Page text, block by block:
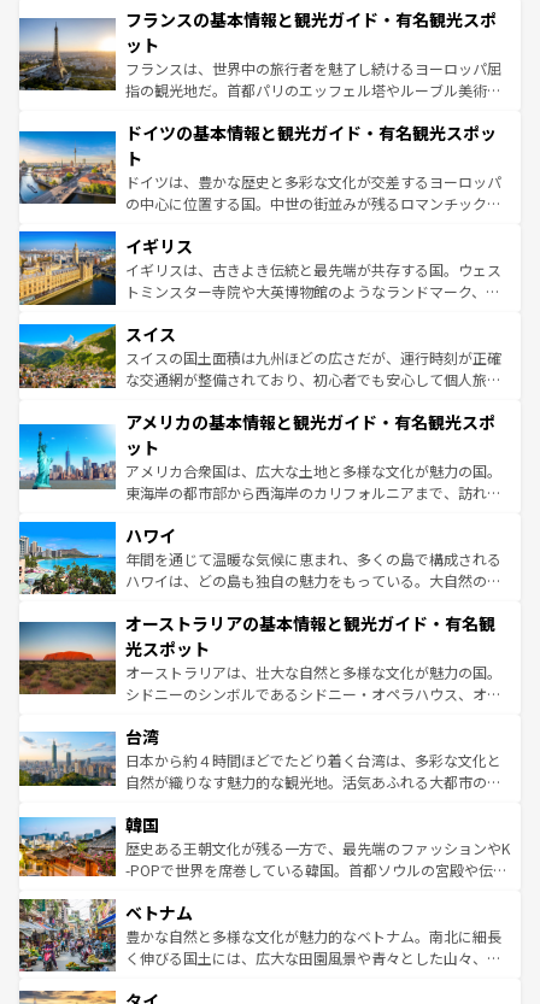
なお、新着のイタリア情報はコンテンツ一覧を参照してほ
しい。
文化が根付くこの国では、情熱的なフラメンコ、熱気あふ
れる闘牛、そして美味しいタパスが生活の一部となってい
る。首都マドリードの洗練された雰囲気や、バルセロナの
アートに溢れた街角から、地方では古代ローマ遺跡や中世
せる。地方によって風土や気候が異なるスペインはその個
ンテンツ一覧 を参照してほしい。
フランスの基本情報と観光ガイド・有名観光スポ
ット
フランスは、世界中の旅行者を魅了し続けるヨーロッパ屈
指の観光地だ。首都パリのエッフェル塔やルーブル美術館
で、幅広い魅力が詰まっている。華麗な宮殿、歴史的な大
聖堂、美しいビーチ、そして豊かな自然が、訪れる者を心
から魅了する。また、フランスは美食の国としても知ら
れ、フランス料理はユネスコ無形文化遺産にも登録されて
香り高いラベンダー畑など、多彩な楽しみ方が可能だ。さ
らに、パリ以外の地域にも魅力が溢れており、どの街角に
も豊かな歴史と文化が息づいている。パリ以外の個性あふ
を参照してほしい。
ドイツの基本情報と観光ガイド・有名観光スポッ
ト
ドイツは、豊かな歴史と多彩な文化が交差するヨーロッパ
の中心に位置する国。中世の街並みが残るロマンチック街
顔を持つこの国は、どこを歩いても飽きることがない。ベ
ルリンの文化的活気、バイエルン州のアルプスの絶景、そ
してライン川沿いのワイン畑といった風景は必見。ビール
は、お酒好きな人にはぜひ体験してほしい。 なお、新着の
ドイツ情報はコンテンツ一覧を参照してほしい。
イギリス
イギリスは、古きよき伝統と最先端が共存する国。ウェス
トミンスター寺院や大英博物館のようなランドマーク、歴
リアごとに異なる魅力がある。また、優雅なアフタヌーン
ティー、ビール好きにはたまらない英国パブ、サッカー観
戦など、本場だからこそできる体験も豊富。イギリスを旅
ンツ一覧を参照してほしい。
スイス
スイスの国土面積は九州ほどの広さだが、運行時刻が正確
な交通網が整備されており、初心者でも安心して個人旅行
の建物がそのまま残る町や、スイスならではのユニークな
博物館もあり、アルプス観光だけでなく町歩きも満喫する
ことができる。国民の所得が高いため物価も高いが、旅行
者向けの交通パス提供のサービスもあり、うまく活用すれ
着のスイス情報は
アメリカの基本情報と観光ガイド・有名観光スポ
ット
アメリカ合衆国は、広大な土地と多様な文化が魅力の国。
東海岸の都市部から西海岸のカリフォルニアまで、訪れる
のような巨大都市は、観光、ショッピング、エンターテイ
ンメントが詰まった刺激的なスポットだ。一方、アメリカ
西部には大自然が広がり、グランドキャニオンやイエロー
部のニューオーリンズでは、音楽と美食が融合した独特の
文化が魅力。旅行者はアメリカの各地域で異なる魅力を楽
しみながら、その多様性と豊かな歴史を感じることができ
るだろう。車でのロードトリップや列車の旅も、アメリカ
情報は
ハワイ
年間を通じて温暖な気候に恵まれ、多くの島で構成される
ハワイは、どの島も独自の魅力をもっている。大自然の神
ワイ島は見逃せない。また、定番の観光地といえばオアフ
島だが、静かな自然を求めるならマウイ島やカウアイ島が
おすすめ。エメラルドグリーンに輝く海をはじめ、豊かな
文化や歴史が息づいている。「アロハスピリット」と呼ば
人々、おいしいローカルフードやハワイアンミュージッ
ク、伝統的なフラダンスなど、すべてがハワイの魅力を彩
っている。訪れるたびに新しい発見と感動が待っているハ
はコンテンツ一覧
オーストラリアの基本情報と観光ガイド・有名観
光スポット
オーストラリアは、壮大な自然と多様な文化が魅力の国。
シドニーのシンボルであるシドニー・オペラハウス、オー
リアリーフや大陸中央部にそびえるウルル（エアーズロッ
ク）、タスマニアの美しい原生林やケアンズの熱帯雨林な
ど、見どころがたくさん。また、カフェやワイン、オージ
いる。アクティビティも充実しており、サーフィンやダイ
ビング、ハイキングなど、アウトドア好きにはたまらな
い。オーストラリアの多彩な魅力を存分に味わいつくそ
参照してほしい。
台湾
日本から約４時間ほどでたどり着く台湾は、多彩な文化と
自然が織りなす魅力的な観光地。活気あふれる大都市の台
ン）、静ひつな山岳地帯である台湾東部など、都市の喧騒
と山間の静けさが共存しており、訪れる人に新しい発見と
驚きをもたらしてくれる。また、奥深い台湾の食文化も魅
容にもいいと評判のスイーツなど、バラエティ豊かな料理
が味わえる。 なお、新着の台湾情報は コンテンツ一覧を参
照してほしい。
韓国
歴史ある王朝文化が残る一方で、最先端のファッションやK
-POPで世界を席巻している韓国。首都ソウルの宮殿や伝統
き、地方に足を延ばせば四季折々の自然美を楽しむことが
できる。そして、キムチや焼肉、絶品のストリートフード
まで、さまざまな韓国料理が待っている。夜には、韓国な
リティに包まれながら、韓国の多彩な魅力を心ゆくまで味
ベトナム
豊かな自然と多様な文化が魅力的なベトナム。南北に細長
く伸びる国土には、広大な田園風景や青々とした山々、世